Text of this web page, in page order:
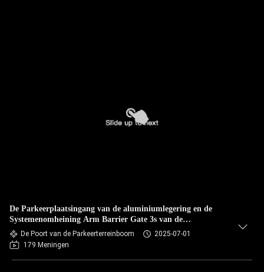
De Parkeerplaatsingang van de aluminiumlegering en de
Systemenomheining Arm Barrier Gate 3s van de
Uitgangscontrole
De Poort van de Parkeerterreinboom
2025-07-01
179 Meningen